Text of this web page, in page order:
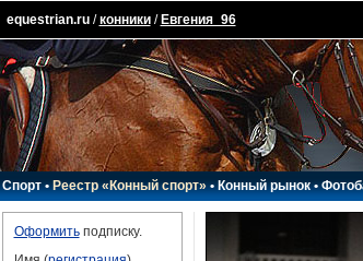
equestrian.ru/конники/ Евгения_96
Спорт•Реестр «Конный спорт»•Конный рынок•
Оформитьподписку.